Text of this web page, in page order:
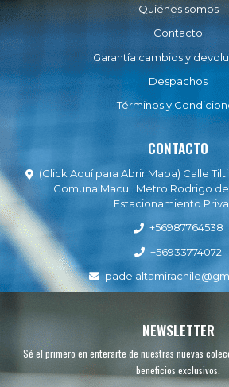
Quiénes somos
Contacto
Garantía cambios y
Despachos
Términos y
CONTACTO
(Click Aquí para Abrir Mapa) Calle
Comuna Macul. Metro Rodrigo de
Estacionamiento
+56987764538
+56933774072
NEWSLETTER
Sé el primero en enterarte de nuestras nuevas
beneficios exclusivos.